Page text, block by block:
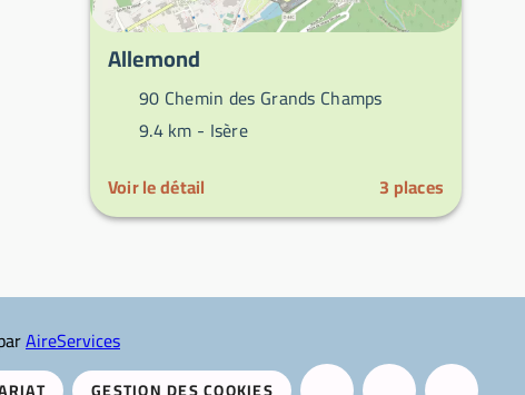
Allemond
90 Chemin des Grands Champs
9.4 km - Isère
Voir le détail
3 places
AireServices